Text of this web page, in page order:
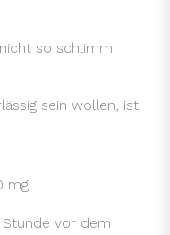
so schlimm
sein wollen, ist
mg
Stunde vor dem